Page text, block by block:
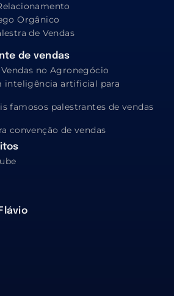
Orgânico
de Vendas
de vendas
no Agronegócio
inteligência artificial para
famosos palestrantes de vendas
convenção de vendas